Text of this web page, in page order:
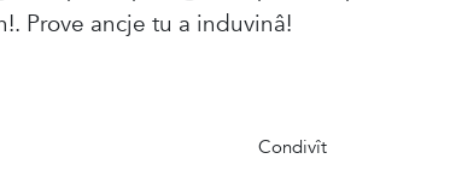
Prove ancje tu a induvinâ!
Condivît